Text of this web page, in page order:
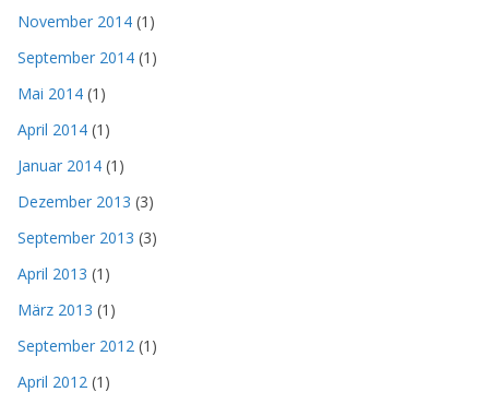
November 2014 (1)
September 2014 (1)
Mai 2014 (1)
April 2014 (1)
Januar 2014 (1)
Dezember 2013 (3)
September 2013 (3)
April 2013 (1)
März 2013 (1)
September 2012 (1)
April 2012 (1)